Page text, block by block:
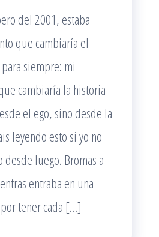
del 2001, estaba
que cambiaría el
siempre: mi
cambiaría la historia
el ego, sino desde la
leyendo esto si yo no
luego. Bromas a
entraba en una
tener cada […]